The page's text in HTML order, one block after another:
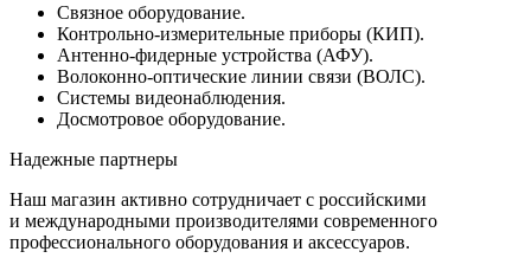
Связное оборудование.
Контрольно-измерительные приборы (КИП).
Антенно-фидерные устройства (АФУ).
Волоконно-оптические линии связи (ВОЛС).
Системы видеонаблюдения.
Досмотровое оборудование.
Надежные партнеры
Наш магазин активно сотрудничает с российскими
и международными производителями современного
профессионального оборудования и аксессуаров.